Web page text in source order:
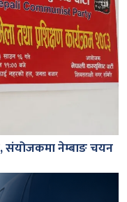
संयोजकमा नेम्बाङ चयन